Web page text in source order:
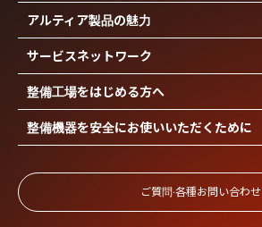
アルティア製品の魅力
サービスネットワーク
整備工場をはじめる方へ
整備機器を安全にお使いいただくために
ご質問‧各種お問い合わせ